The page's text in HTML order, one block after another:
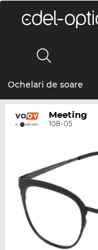
Ochelari de soare
Meeting
108-05